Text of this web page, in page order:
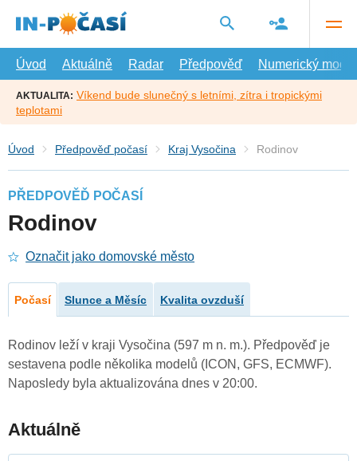
hlavní
Úvod
Aktuálně Radar Předpověď Numerický model
AKTUALITA: Víkend bude slunečný s letními, zítra i tropickými
teplotami
Úvod Předpověď počasí Kraj Vysočina Rodinov
PŘEDPOVĚĎ POČASÍ
Rodinov
Označit jako domovské město
Počasí Slunce a Měsíc Kvalita ovzduší
Rodinov leží v kraji Vysočina (597 m n. m.). Předpověď je
sestavena podle několika modelů (ICON, GFS, ECMWF).
Naposledy byla aktualizována dnes v 20:00.
Aktuálně